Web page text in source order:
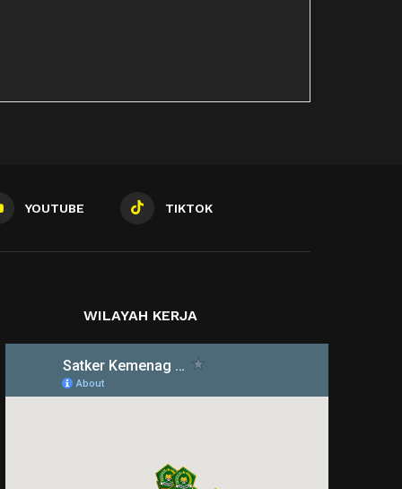
YOUTUBE TIKTOK
WILAYAH KERJA